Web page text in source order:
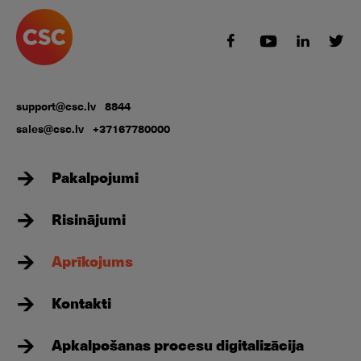
support@csc.lv 8844
sales@csc.lv +37167780000
Pakalpojumi
Risinājumi
Aprīkojums
Kontakti
Apkalpošanas procesu digitalizācija